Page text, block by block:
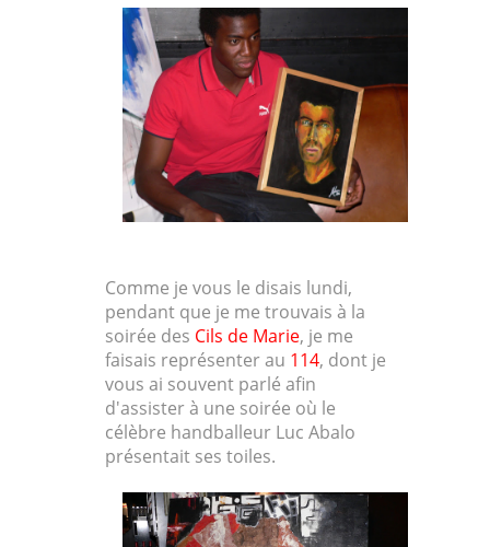
Comme je vous le disais lundi,
pendant que je me trouvais à la
soirée des Cils de Marie, je me
faisais représenter au 114, dont je
vous ai souvent parlé afin
d'assister à une soirée où le
célèbre handballeur Luc Abalo
présentait ses toiles.